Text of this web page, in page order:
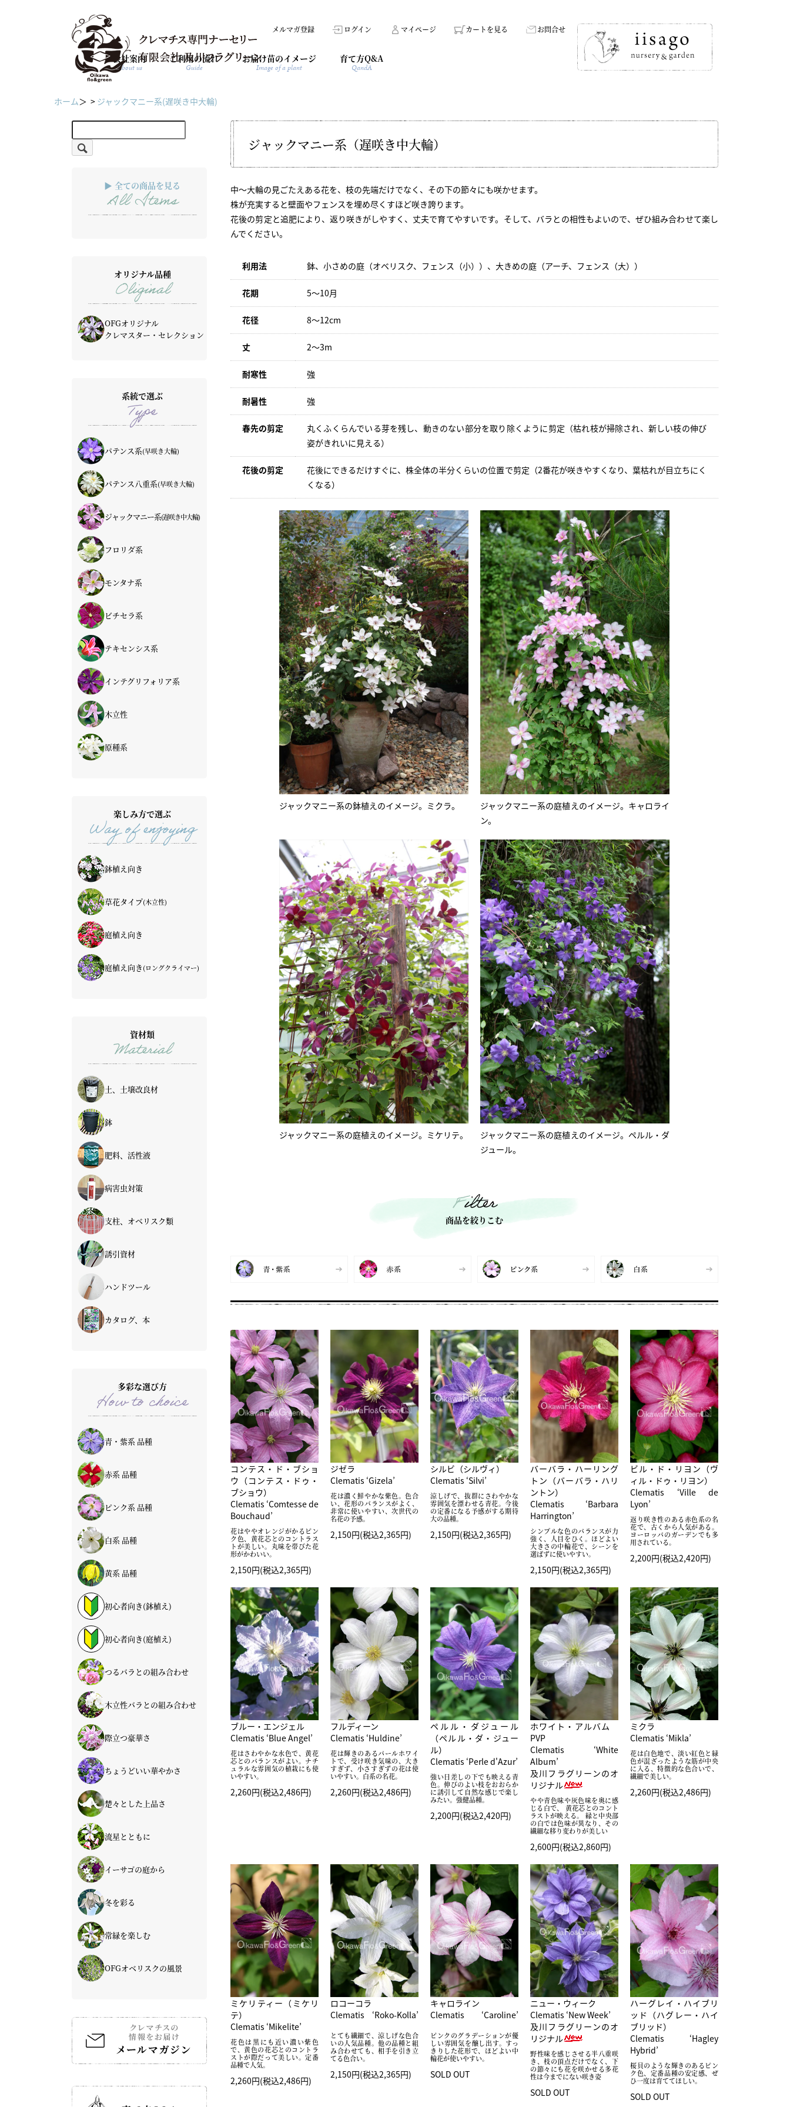
メルマガ登録 ログイン マイページ カートを見る お問合せ
会社案内
About us
ご利用の流れ
Guide
お届け苗のイメージ
Image of a plant
育て方Q&A
QandA
ホーム＞ > ジャックマニー系(遅咲き中大輪)
▶ 全ての商品を見る
All Items
オリジナル品種
Oliginal
OFGオリジナル
クレマスター・セレクション
系統で選ぶ
Type
パテンス系(早咲き大輪)
青・紫系
赤系
ピンク系
白系
パテンス八重系(早咲き大輪)
青・紫系
赤系
ピンク系
白系
ジャックマニー系(遅咲き中大輪)
青・紫系
赤系
ピンク系
白系
フロリダ系
青・紫系
赤系
ピンク系
白系
モンタナ系
ピンク系
白系
ビチセラ系
青・紫系
赤系
ピンク系
白系
テキセンシス系
青・紫系
赤系
ピンク系
白系
インテグリフォリア系
青・紫系
赤系
ピンク系
白系
木立性
インテグリフォリア系
草ボタン類
フラミュラ系
原種系
楽しみ方で選ぶ
Way of enjoying
鉢植え向き
草花タイプ(木立性)
庭植え向き
庭植え向き(ロングクライマー)
資材類
Material
土、土壌改良材
土
土壌改良材
鉢
鉢
ルーツポーチ
イージーガーデニング
肥料、活性液
肥料
活性液
病害虫対策
支柱、オベリスク類
支柱
オベリスク
フェンス
誘引資材
ハンドツール
カタログ、本
多彩な選び方
How to choice
青・紫系 品種
赤系 品種
ピンク系 品種
白系 品種
黄系 品種
初心者向き(鉢植え)
初心者向き(庭植え)
つるバラとの組み合わせ
木立性バラとの組み合わせ
際立つ豪華さ
ちょうどいい華やかさ
楚々とした上品さ
流星とともに
イーサゴの庭から
冬を彩る
常緑を楽しむ
OFGオベリスクの風景
ジャックマニー系（遅咲き中大輪）
中～大輪の見ごたえある花を、枝の先端だけでなく、その下の節々にも咲かせます。
株が充実すると壁面やフェンスを埋め尽くすほど咲き誇ります。
花後の剪定と追肥により、返り咲きがしやすく、丈夫で育てやすいです。そして、バラとの相性もよいので、ぜひ組み合わせて楽し
んでください。
利用法 鉢、小さめの庭（オベリスク、フェンス（小））、大きめの庭（アーチ、フェンス（大））
花期 5～10月
花径 8～12cm
丈 2～3m
耐寒性 強
耐暑性 強
春先の剪定
丸くふくらんでいる芽を残し、動きのない部分を取り除くように剪定（枯れ枝が掃除され、新しい枝の伸び
姿がきれいに見える）
花後の剪定
花後にできるだけすぐに、株全体の半分くらいの位置で剪定（2番花が咲きやすくなり、葉枯れが目立ちにく
くなる）
ジャックマニー系の鉢植えのイメージ。ミクラ。
ジャックマニー系の庭植えのイメージ。キャロライ
ン。
ジャックマニー系の庭植えのイメージ。ミケリテ。
ジャックマニー系の庭植えのイメージ。ペルル・ダ
ジュール。
Filter
商品を絞りこむ
コンテス・ド・ブショ
ウ（コンテス・ドゥ・
ブショウ）
Clematis ‘Comtesse de
Bouchaud’
花はややオレンジがかるピン
ク色、黄花芯とのコントラス
トが美しい。丸味を帯びた花
形がかわいい。
2,150円(税込2,365円)
ジゼラ
Clematis ‘Gizela’
花は濃く鮮やかな紫色。色合
い、花形のバランスがよく、
非常に使いやすい、次世代の
名花の予感。
2,150円(税込2,365円)
シルビ（シルヴィ）
Clematis ‘Silvi’
涼しげで、抜群にさわやかな
雰囲気を漂わせる青花。今後
の定番になる予感がする期待
大の品種。
2,150円(税込2,365円)
バーバラ・ハーリング
トン（バーバラ・ハリ
ントン）
Clematis ‘Barbara
Harrington’
シンプルな色のバランスが力
強く、人目をひく。ほどよい
大きさの中輪花で、シーンを
選ばずに使いやすい。
2,150円(税込2,365円)
ビル・ド・リヨン（ヴ
ィル・ドゥ・リヨン）
Clematis ‘Ville de
Lyon’
返り咲き性のある赤色系の名
花で、古くから人気がある。
ヨーロッパのガーデンでも多
用されている。
2,200円(税込2,420円)
ブルー・エンジェル
Clematis ‘Blue Angel’
花はさわやかな水色で、黄花
芯とのバランスがよい。ナチ
ュラルな雰囲気の植栽にも使
いやすい。
2,260円(税込2,486円)
フルディーン
Clematis ‘Huldine’
花は輝きのあるパールホワイ
トで、受け咲き気味の、大き
すぎず、小さすぎずの花は使
いやすい。白系の名花。
2,260円(税込2,486円)
ペルル・ダジュール
（ペルル・ダ・ジュー
ル）
Clematis ‘Perle d'Azur’
強い日差しの下でも映える青
色。伸びのよい枝をおおらか
に誘引して自然な感じで楽し
みたい。強健品種。
2,200円(税込2,420円)
ホワイト・アルバム
PVP
Clematis ‘White
Album’
及川フラグリーンのオ
リジナル
やや青色味や灰色味を奥に感
じる白で、 黄花芯とのコント
ラストが映える。 縁と中央部
の白では色味が異なり、その
繊細な移り変わりが美しい
2,600円(税込2,860円)
ミクラ
Clematis ‘Mikla’
花は白色地で、淡い紅色と緑
色が混ざったような筋が中央
に入る、特徴的な色合いで、
繊細で美しい。
2,260円(税込2,486円)
ミケリティー（ミケリ
テ）
Clematis ‘Mikelite’
花色は黒にも近い濃い紫色
で、黄色の花芯とのコントラ
ストが際だって美しい。定番
品種で人気。
2,260円(税込2,486円)
ロコーコラ
Clematis ‘Roko-Kolla’
とても繊細で、涼しげな色合
いの人気品種。他の品種と組
み合わせても、相手を引き立
てる色合い。
2,150円(税込2,365円)
キャロライン
Clematis ‘Caroline’
ピンクのグラデーションが優
しい雰囲気を醸し出す。すっ
きりした花形で、ほどよい中
輪花が使いやすい。
SOLD OUT
ニュー・ウィーク
Clematis ‘New Week’
及川フラグリーンのオ
リジナル
野性味を感じさせる半八重咲
き、枝の頂点だけでなく、下
の節々にも花を咲かせる多花
性は今までにない咲き姿
SOLD OUT
ハーグレイ・ハイブリ
ッド（ハグレー・ハイ
ブリッド）
Clematis ‘Hagley
Hybrid’
桜貝のような輝きのあるピン
ク色、定番品種の安定感、ぜ
ひ一度は育ててほしい。
SOLD OUT